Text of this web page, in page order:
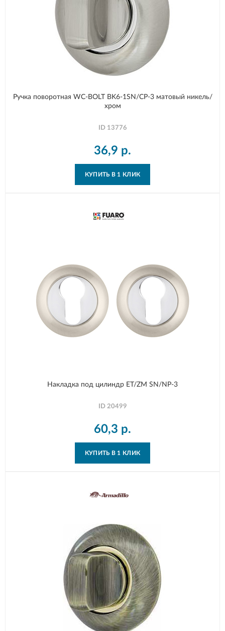
Ручка поворотная WC-BOLT BK6-1SN/CP-3 матовый никель/
хром
ID 13776
36,9 р.
КУПИТЬ В 1 КЛИК
Накладка под цилиндр ET/ZM SN/NP-3
ID 20499
60,3 р.
КУПИТЬ В 1 КЛИК